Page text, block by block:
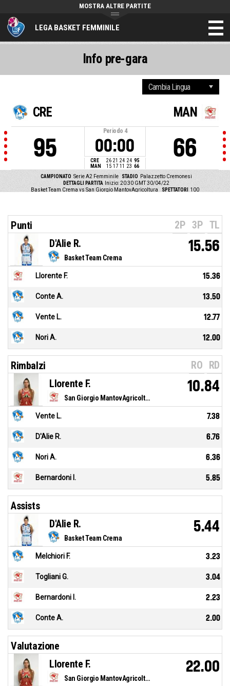
LEGA BASKET FEMMINILE
MOSTRA ALTRE PARTITE
CRE
95
Periodo 4
00:00
CRE 26 21 24 24 95
MAN
15 17 11 23 66
MAN
66
CAMPIONATO Serie A2 Femminile STADIO
Palazzetto Cremonesi
DETTAGLI PARTITA
Inizio: 20:30 GMT 30/04/22
Basket Team Crema vs San Giorgio MantovAgricoltura
SPETTATORI 100
Info pre-gara
Punti 2P 3P TL
Basket Team Crema
D'Alie R. 15.56
Llorente F. 15.36
Conte A. 13.50
Vente L. 12.77
Nori A. 12.00
Rimbalzi RO RD
San Giorgio MantovAgricoltura
Llorente F. 10.84
Vente L. 7.38
D'Alie R. 6.76
Nori A. 6.36
Bernardoni I. 5.85
Assists
Basket Team Crema
D'Alie R. 5.44
Melchiori F. 3.23
Togliani G. 3.04
Bernardoni I. 2.23
Conte A. 2.00
Valutazione
San Giorgio MantovAgricoltura
Llorente F. 22.00